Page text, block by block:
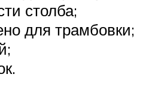
столба;
для трамбовки;